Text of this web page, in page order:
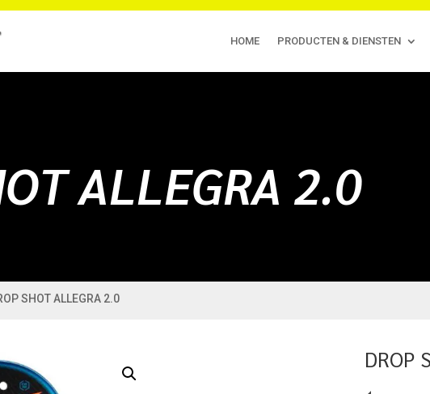
HOME PRODUCTEN & DIENSTEN
ALLEGRA 2.0
SHOT ALLEGRA 2.0
DROP